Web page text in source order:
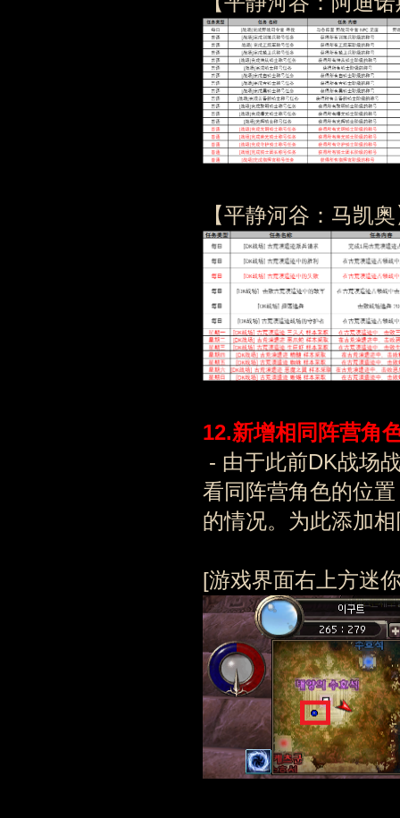
【平静河谷：马凯
12.新增相同阵营角
- 由于此前DK战场
看同阵营角色的位
的情况。为此添加
[游戏界面右上方迷